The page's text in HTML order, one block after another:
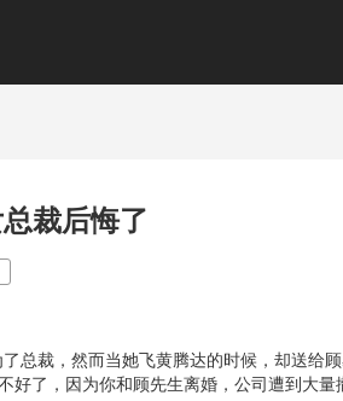
裁后悔了
总裁，然而当她飞黄腾达的时候，却送给
好了，因为你和顾先生离婚，公司遭到大